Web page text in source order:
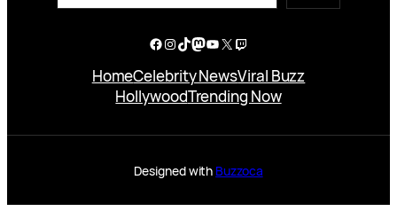
Facebook
Instagram
TikTok
Mastodon
YouTube
X Twitch
HomeCelebrity NewsViral Buzz
HollywoodTrending Now
Designed with Buzzoca